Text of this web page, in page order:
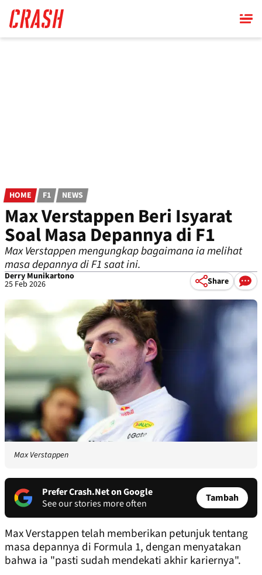
main
content
HOME F1 NEWS
Max Verstappen Beri Isyarat
Soal Masa Depannya di F1
Max Verstappen mengungkap bagaimana ia melihat
masa depannya di F1 saat ini.
Derry Munikartono
25 Feb 2026 Share
Max Verstappen
Prefer Crash.Net on Google
See our stories more often
Tambah
Max Verstappen telah memberikan petunjuk tentang
masa depannya di Formula 1, dengan menyatakan
bahwa ia "pasti sudah mendekati akhir kariernya".